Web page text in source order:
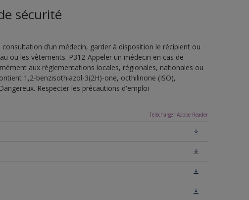
sécurité
d’un médecin, garder à disposition le récipient ou
ou les vêtements. P312-Appeler un médecin en cas de
aux réglementations locales, régionales, nationales ou
1,2-benzisothiazol-3(2H)-one, octhilinone (ISO),
Respecter les précautions d'emploi
Télécharger Adobe Reader